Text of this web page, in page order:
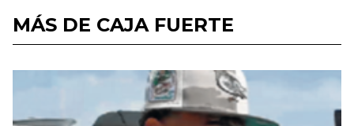
MÁS DE CAJA FUERTE